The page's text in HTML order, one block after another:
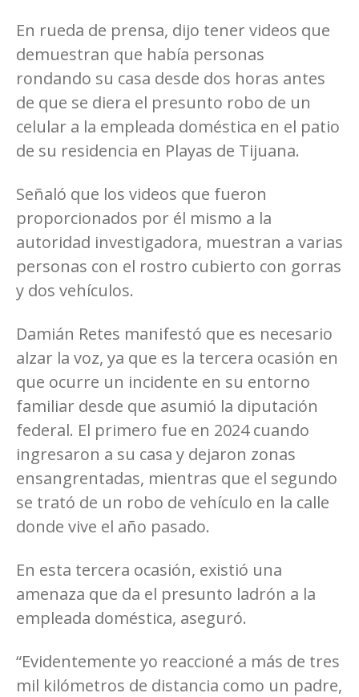
En rueda de prensa, dijo tener videos que
demuestran que había personas
rondando su casa desde dos horas antes
de que se diera el presunto robo de un
celular a la empleada doméstica en el patio
de su residencia en Playas de Tijuana.
Señaló que los videos que fueron
proporcionados por él mismo a la
autoridad investigadora, muestran a varias
personas con el rostro cubierto con gorras
y dos vehículos.
Damián Retes manifestó que es necesario
alzar la voz, ya que es la tercera ocasión en
que ocurre un incidente en su entorno
familiar desde que asumió la diputación
federal. El primero fue en 2024 cuando
ingresaron a su casa y dejaron zonas
ensangrentadas, mientras que el segundo
se trató de un robo de vehículo en la calle
donde vive el año pasado.
En esta tercera ocasión, existió una
amenaza que da el presunto ladrón a la
empleada doméstica, aseguró.
“Evidentemente yo reaccioné a más de tres
mil kilómetros de distancia como un padre,